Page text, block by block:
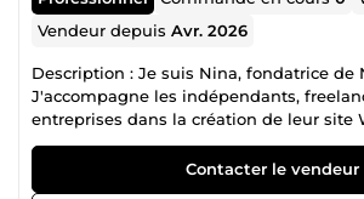
Vendeur depuisAvr. 2026
Description : Je suis Nina, fondatrice de
J'accompagne les indépendants,
entreprises dans la création de leur site
une approche que la plupart des
pédagogique, esthétique et
Concrètement, je ne me contente pas de
Contacter le vendeur